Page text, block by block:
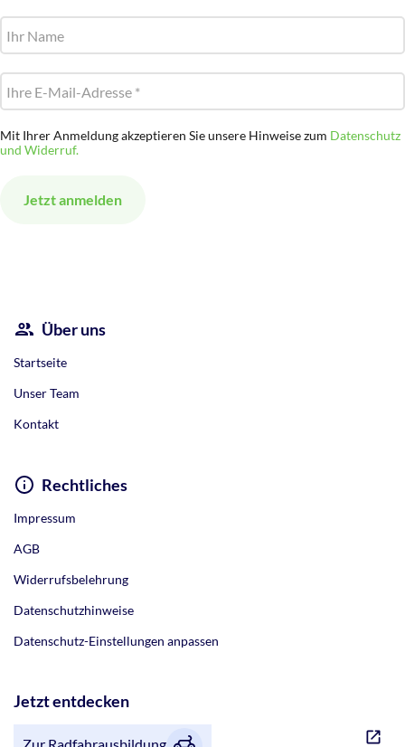
Mit Ihrer Anmeldung akzeptieren Sie unsere Hinweise zum Datenschutz
und Widerruf.
Über uns
Startseite
Unser Team
Kontakt
Rechtliches
Impressum
AGB
Widerrufsbelehrung
Datenschutzhinweise
Datenschutz-Einstellungen anpassen
Jetzt entdecken